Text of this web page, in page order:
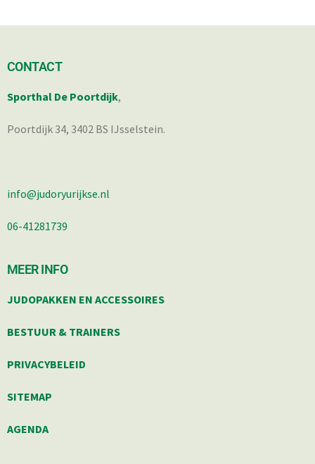
CONTACT
Sporthal De Poortdijk,
Poortdijk 34, 3402 BS IJsselstein.
info@judoryurijkse.nl
06-41281739
MEER INFO
JUDOPAKKEN EN ACCESSOIRES
BESTUUR & TRAINERS
PRIVACYBELEID
SITEMAP
AGENDA